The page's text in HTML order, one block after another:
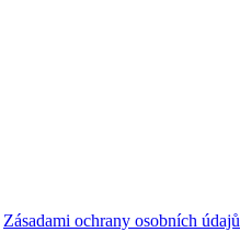
Zásadami ochrany osobních údajů